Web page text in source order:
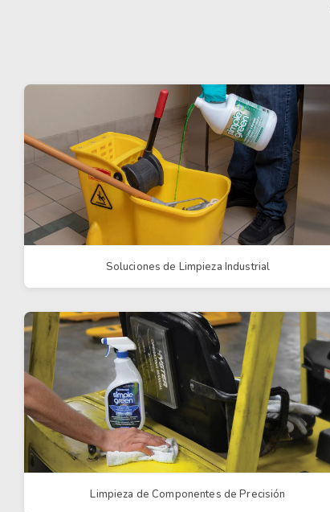
Soluciones de Limpieza Industrial
Limpieza de Componentes de Precisión